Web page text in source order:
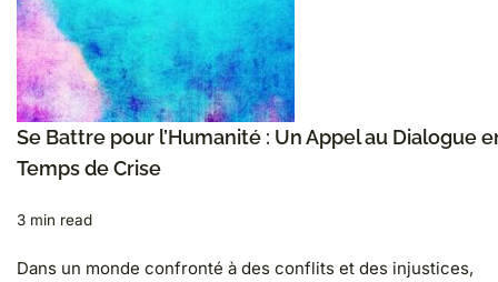
Se Battre pour l’Humanité : Un Appel au Dialogue
Temps de Crise
3 min read
Dans un monde confronté à des conflits et des injustices,